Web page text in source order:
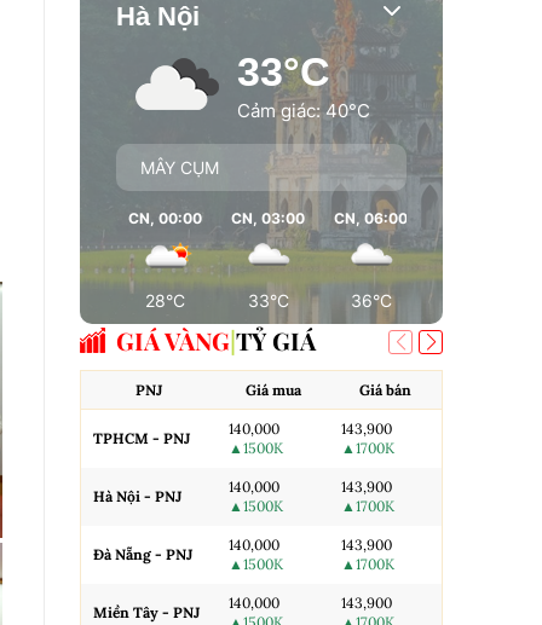
Hà Nội
33°C
Cảm giác: 40°C
MÂY CỤM
CN, 00:00
28°C
CN, 03:00
33°C
CN, 06:00
36°C
GIÁ VÀNG TỶ GIÁ
PNJ Giá mua Giá bán
TPHCM - PNJ
140,000
▲1500K
143,900
▲1700K
Hà Nội - PNJ
140,000
▲1500K
143,900
▲1700K
Đà Nẵng - PNJ
140,000
▲1500K
143,900
▲1700K
Miền Tây - PNJ
140,000
143,900